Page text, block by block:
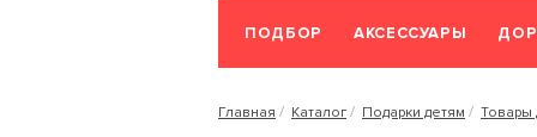
ПОДБОР АКСЕССУАРЫ
Главная Каталог Подарки детям Товары